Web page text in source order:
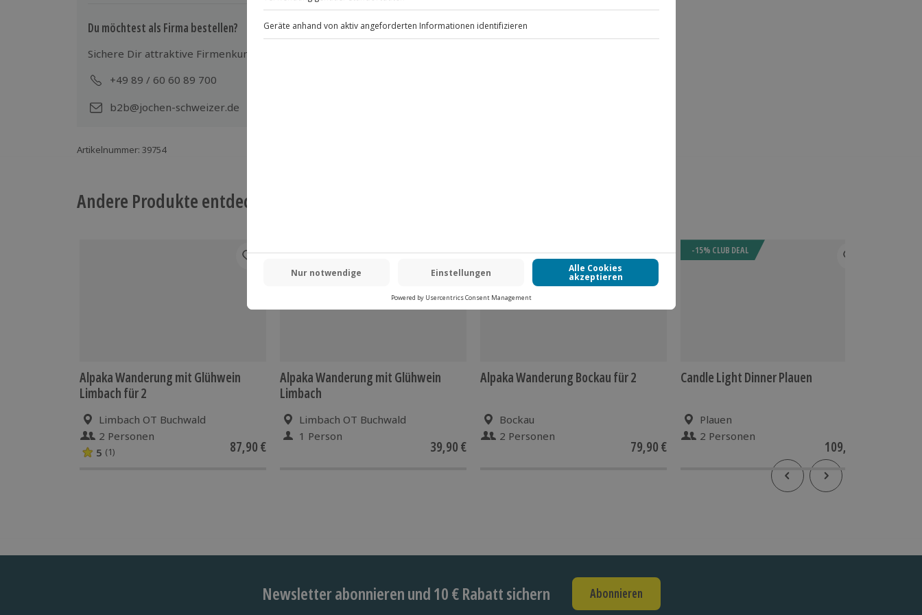
Mitzubringen: Festes, flaches Schuhwerk, Wetterfeste Kleidung
Du möchtest als Firma bestellen?
Sichere Dir attraktive Firmenkunden Vorteile.
+49 89 / 60 60 89 700
b2b@jochen-schweizer.de
Artikelnummer: 39754
Andere Produkte entdecken
Alpaka Wanderung mit Glühwein
Limbach für 2
Limbach OT Buchwald
2 Personen
5 (1) 87,90 €
Alpaka Wanderung mit Glühwein
Limbach
Limbach OT Buchwald
1 Person
39,90 €
Alpaka Wanderung Bockau für 2
Bockau
2 Personen
79,90 €
-15% CLUB DEAL
Candle Light Dinner Plauen
Plauen
2 Personen
109,90 €
Newsletter abonnieren und 10 € Rabatt sichern Abonnieren